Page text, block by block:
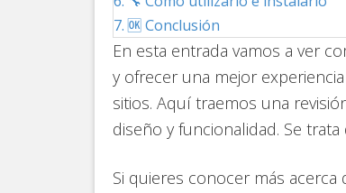
🆗 Conclusión
En esta entrada vamos a ver
y ofrecer una mejor
sitios. Aquí traemos una
diseño y funcionalidad. Se
Si quieres conocer más